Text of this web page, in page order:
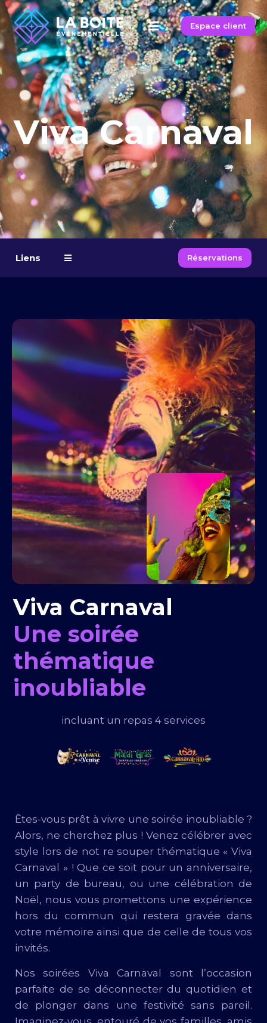
Espace client
Viva Carnaval
Liens Réservations
Viva Carnaval
Une soirée
thématique
inoubliable
incluant un repas 4 services
Êtes-vous prêt à vivre une soirée inoubliable ?
Alors, ne cherchez plus ! Venez célébrer avec
style lors de not re souper thématique « Viva
Carnaval » ! Que ce soit pour un anniversaire,
un party de bureau, ou une célébration de
Noël, nous vous promettons une expérience
hors du commun qui restera gravée dans
votre mémoire ainsi que de celle de tous vos
invités.
Nos soirées Viva Carnaval sont l’occasion
parfaite de se déconnecter du quotidien et
de plonger dans une festivité sans pareil.